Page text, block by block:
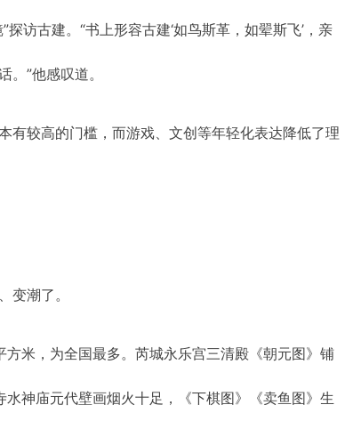
访古建。“书上形容古建‘如鸟斯革，如翚斯飞’，亲
”他感叹道。
有较高的门槛，而游戏、文创等年轻化表达降低了理
变潮了。
米，为全国最多。芮城永乐宫三清殿《朝元图》铺
神庙元代壁画烟火十足，《下棋图》《卖鱼图》生